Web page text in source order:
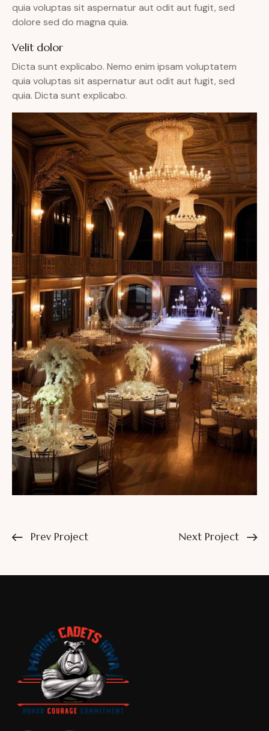
quia voluptas sit aspernatur aut odit aut fugit, sed
dolore sed do magna quia.
Velit dolor
Dicta sunt explicabo. Nemo enim ipsam voluptatem
quia voluptas sit aspernatur aut odit aut fugit, sed
quia. Dicta sunt explicabo.
Prev Project Next Project